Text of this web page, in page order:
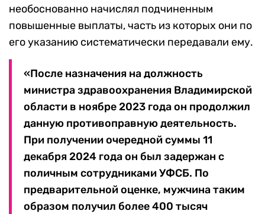
необоснованно начислял подчиненным
повышенные выплаты, часть из которых они по
его указанию систематически передавали ему.
«После назначения на должность
министра здравоохранения Владимирской
области в ноябре 2023 года он продолжил
данную противоправную деятельность.
При получении очередной суммы 11
декабря 2024 года он был задержан с
поличным сотрудниками УФСБ. По
предварительной оценке, мужчина таким
образом получил более 400 тысяч